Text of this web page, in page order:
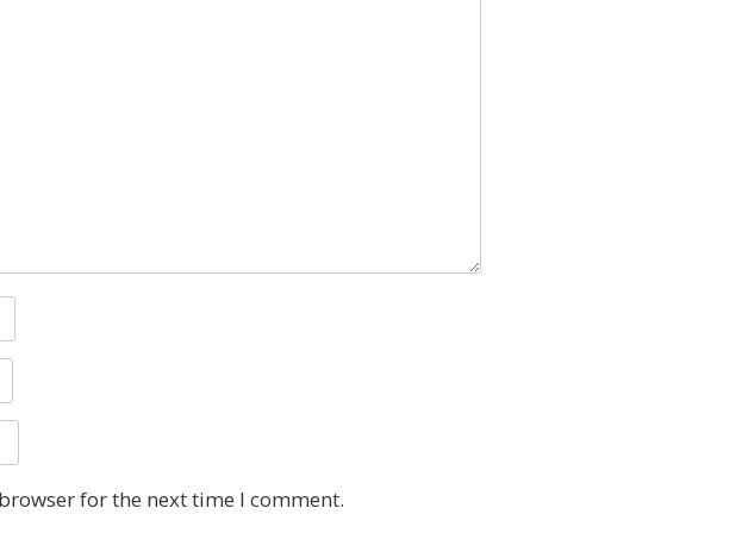
for the next time I comment.